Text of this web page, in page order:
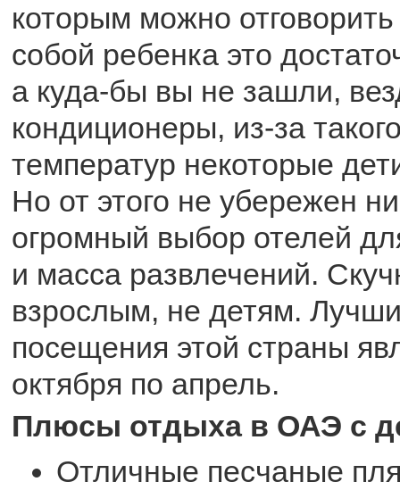
которым можно
собой ребенка это
а куда-бы вы не зашли,
кондиционеры, из-за
температур некоторые
Но от этого не убережен
огромный выбор отелей
и масса развлечений.
взрослым, не детям.
посещения этой страны
октября по апрель.
Плюсы отдыха в ОАЭ с
Отличные песчаные